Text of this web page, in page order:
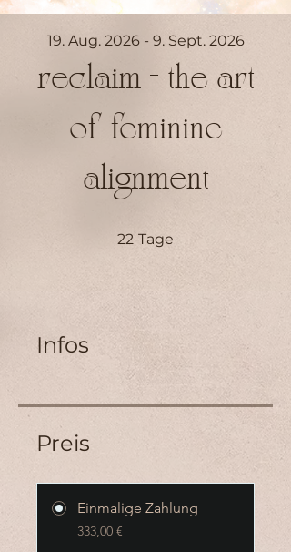
reclaim - the art
of feminine
alignment
19. Aug. 2026 - 9. Sept. 2026
22 Tage
Infos
Preis
Einmalige Zahlung
333,00 €